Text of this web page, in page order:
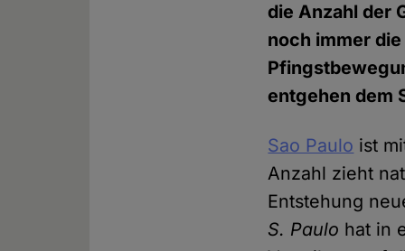
die Anzahl der
noch immer
entgehen dem
Sao Paulo ist
Anzahl zieht
Entstehung
S. Paulo hat in